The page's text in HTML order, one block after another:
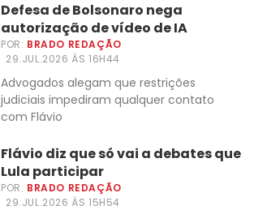
Defesa de Bolsonaro nega
autorização de vídeo de IA
POR: BRADO REDAÇÃO
29.JUL.2026 ÀS 16H44
Advogados alegam que restrições
judiciais impediram qualquer contato
com Flávio
Flávio diz que só vai a debates que
Lula participar
POR: BRADO REDAÇÃO
29.JUL.2026 ÀS 15H54